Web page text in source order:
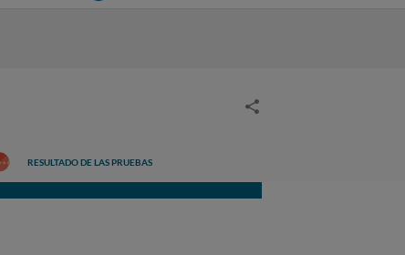
RESULTADO DE LAS PRUEBAS